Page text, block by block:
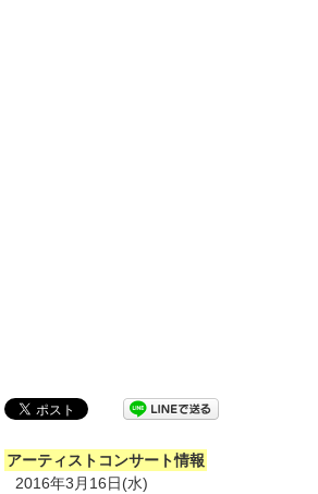
アーティストコンサート情報
2016年3月16日(水)